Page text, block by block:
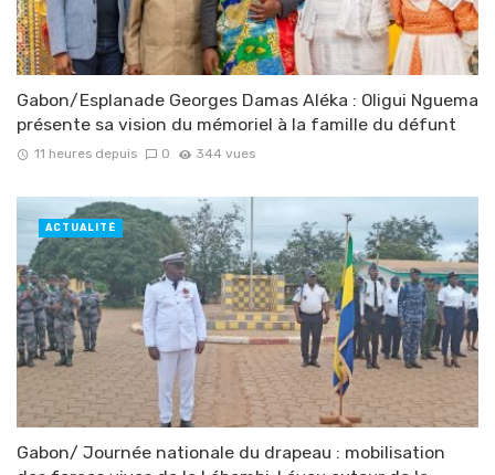
Gabon/Esplanade Georges Damas Aléka : Oligui Nguema
présente sa vision du mémoriel à la famille du défunt
11 heures depuis 0 344 vues
Gabon/ Journée nationale du drapeau : mobilisation
ACTUALITÉ